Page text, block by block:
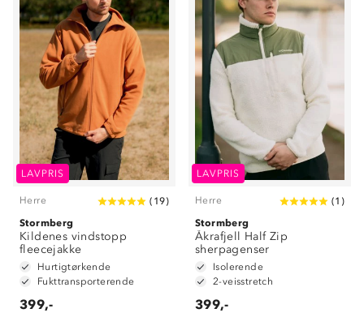
LAVPRIS
Herre ( 19)
Stormberg
Kildenes vindstopp
fleecejakke
Hurtigtørkende
Fukttransporterende
399,-
LAVPRIS
Herre (1 )
Stormberg
Åkrafjell Half Zip
sherpagenser
Isolerende
2-veisstretch
399,-